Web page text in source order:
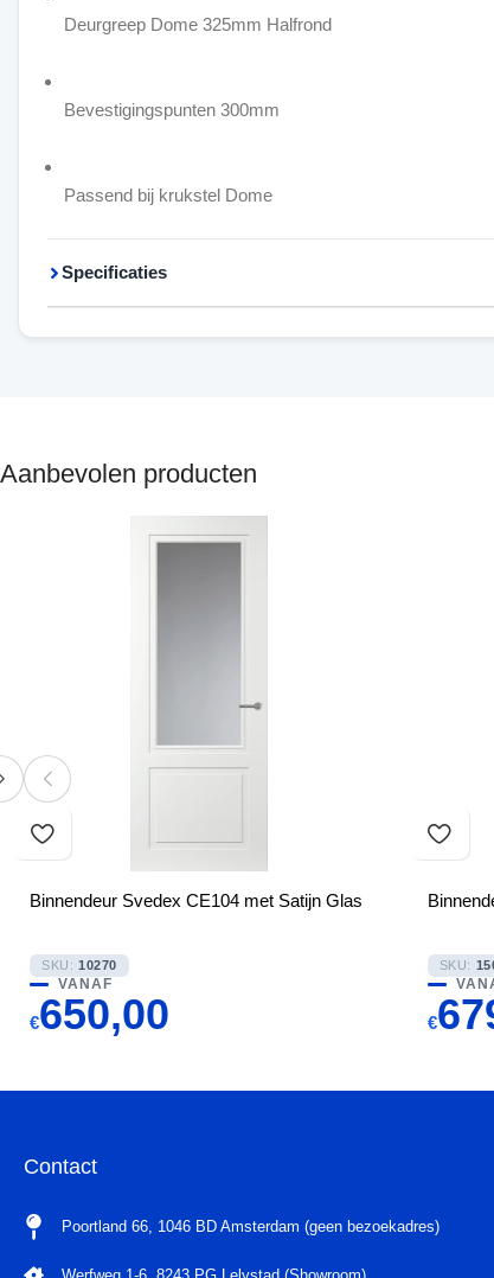
Deurgreep Dome 325mm Halfrond
Bevestigingspunten 300mm
Passend bij krukstel Dome
Specificaties
Aanbevolen producten
Binnendeur Svedex CE104 met Satijn Glas
SKU: 10270
VANAF
€650,00
SKU:
€
Contact
Poortland 66, 1046 BD Amsterdam (geen bezoekadres)
Werfweg 1-6, 8243 PG Lelystad (Showroom)